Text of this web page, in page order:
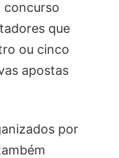
concurso
que
ou cinco
apostas
por